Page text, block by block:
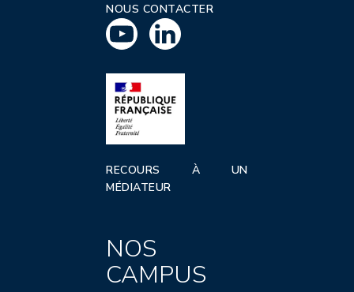
NOUS CONTACTER
RECOURS À UN
MÉDIATEUR
NOS
CAMPUS